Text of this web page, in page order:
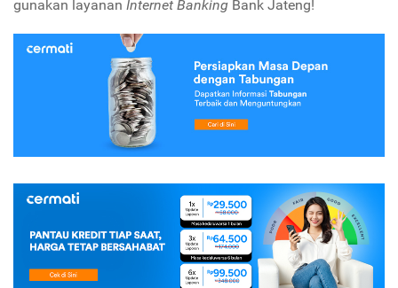
gunakan layanan Internet Banking Bank Jateng!